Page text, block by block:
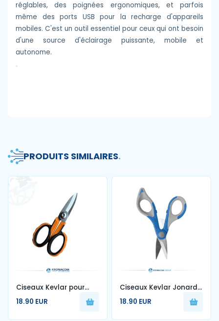
réglables, des poignées ergonomiques, et parfois
même des ports USB pour la recharge d'appareils
mobiles. C'est un outil essentiel pour ceux qui ont besoin
d'une source d'éclairage puissante, mobile et
autonome.
PRODUITS SIMILAIRES.
Ciseaux Kevlar pour
fibre optique
18.90 EUR
Ciseaux Kevlar Jonard
Coupe fibre optique
18.90 EUR